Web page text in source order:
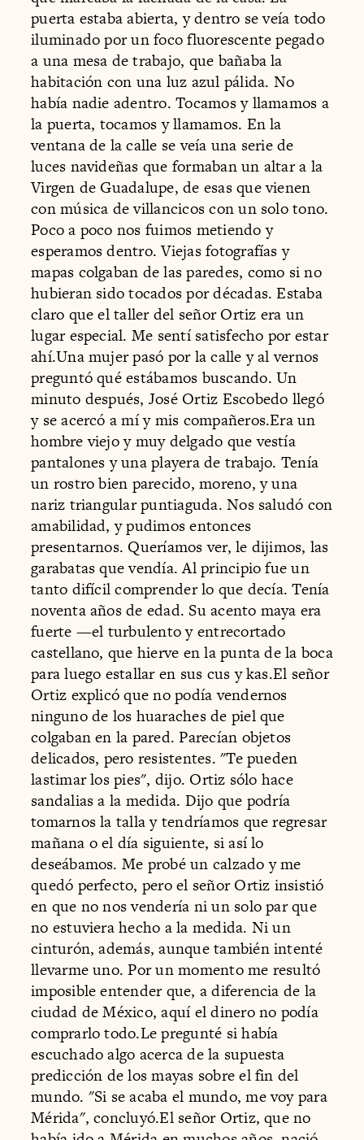
puerta estaba abierta, y dentro se veía todo
iluminado por un foco fluorescente pegado
a una mesa de trabajo, que bañaba la
habitación con una luz azul pálida. No
había nadie adentro. Tocamos y llamamos a
la puerta, tocamos y llamamos. En la
ventana de la calle se veía una serie de
luces navideñas que formaban un altar a la
Virgen de Guadalupe, de esas que vienen
con música de villancicos con un solo tono.
Poco a poco nos fuimos metiendo y
esperamos dentro. Viejas fotografías y
mapas colgaban de las paredes, como si no
hubieran sido tocados por décadas. Estaba
claro que el taller del señor Ortiz era un
lugar especial. Me sentí satisfecho por estar
ahí.Una mujer pasó por la calle y al vernos
preguntó qué estábamos buscando. Un
minuto después, José Ortiz Escobedo llegó
y se acercó a mí y mis compañeros.Era un
hombre viejo y muy delgado que vestía
pantalones y una playera de trabajo. Tenía
un rostro bien parecido, moreno, y una
nariz triangular puntiaguda. Nos saludó con
amabilidad, y pudimos entonces
presentarnos. Queríamos ver, le dijimos, las
garabatas que vendía. Al principio fue un
tanto difícil comprender lo que decía. Tenía
noventa años de edad. Su acento maya era
fuerte —el turbulento y entrecortado
castellano, que hierve en la punta de la boca
para luego estallar en sus cus y kas.El señor
Ortiz explicó que no podía vendernos
ninguno de los huaraches de piel que
colgaban en la pared. Parecían objetos
delicados, pero resistentes. "Te pueden
lastimar los pies", dijo. Ortiz sólo hace
sandalias a la medida. Dijo que podría
tomarnos la talla y tendríamos que regresar
mañana o el día siguiente, si así lo
deseábamos. Me probé un calzado y me
quedó perfecto, pero el señor Ortiz insistió
en que no nos vendería ni un solo par que
no estuviera hecho a la medida. Ni un
cinturón, además, aunque también intenté
llevarme uno. Por un momento me resultó
imposible entender que, a diferencia de la
ciudad de México, aquí el dinero no podía
comprarlo todo.Le pregunté si había
escuchado algo acerca de la supuesta
predicción de los mayas sobre el fin del
mundo. "Si se acaba el mundo, me voy para
Mérida", concluyó.El señor Ortiz, que no